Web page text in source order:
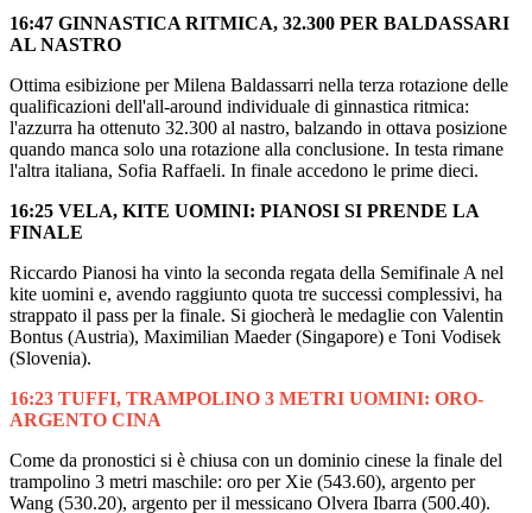
16:47 GINNASTICA RITMICA, 32.300 PER BALDASSARI
AL NASTRO
Ottima esibizione per Milena Baldassarri nella terza rotazione delle
qualificazioni dell'all-around individuale di ginnastica ritmica:
l'azzurra ha ottenuto 32.300 al nastro, balzando in ottava posizione
quando manca solo una rotazione alla conclusione. In testa rimane
l'altra italiana, Sofia Raffaeli. In finale accedono le prime dieci.
16:25 VELA, KITE UOMINI: PIANOSI SI PRENDE LA
FINALE
Riccardo Pianosi ha vinto la seconda regata della Semifinale A nel
kite uomini e, avendo raggiunto quota tre successi complessivi, ha
strappato il pass per la finale. Si giocherà le medaglie con Valentin
Bontus (Austria), Maximilian Maeder (Singapore) e Toni Vodisek
(Slovenia).
16:23 TUFFI, TRAMPOLINO 3 METRI UOMINI: ORO-
ARGENTO CINA
Come da pronostici si è chiusa con un dominio cinese la finale del
trampolino 3 metri maschile: oro per Xie (543.60), argento per
Wang (530.20), argento per il messicano Olvera Ibarra (500.40).